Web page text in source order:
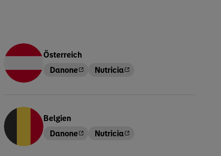
Österreich
Danone
Nutricia
Belgien
Danone
Nutricia